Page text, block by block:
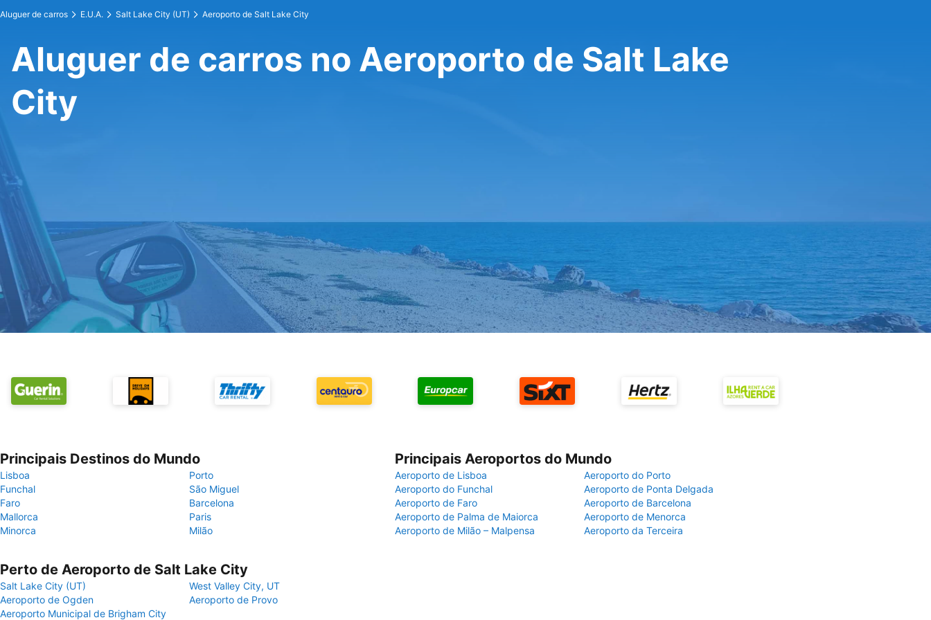
Aluguer de carros E.U.A. Salt Lake City (UT) Aeroporto de Salt Lake City
Aluguer de carros no Aeroporto de Salt Lake
City
Principais Destinos do Mundo
Lisboa
Porto
Funchal
São Miguel
Faro
Barcelona
Mallorca
Paris
Minorca
Milão
Principais Aeroportos do Mundo
Aeroporto de Lisboa
Aeroporto do Porto
Aeroporto do Funchal
Aeroporto de Ponta Delgada
Aeroporto de Faro
Aeroporto de Barcelona
Aeroporto de Palma de Maiorca
Aeroporto de Menorca
Aeroporto de Milão – Malpensa
Aeroporto da Terceira
Perto de Aeroporto de Salt Lake City
Salt Lake City (UT)
West Valley City, UT
Aeroporto de Ogden
Aeroporto de Provo
Aeroporto Municipal de Brigham City